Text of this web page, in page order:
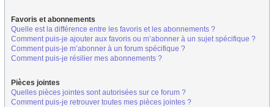
Favoris et abonnements
Quelle est la différence entre les favoris et les abonnements ?
Comment puis-je ajouter aux favoris ou m’abonner à un sujet spécifique ?
Comment puis-je m’abonner à un forum spécifique ?
Comment puis-je résilier mes abonnements ?
Pièces jointes
Quelles pièces jointes sont autorisées sur ce forum ?
Comment puis-je retrouver toutes mes pièces jointes ?